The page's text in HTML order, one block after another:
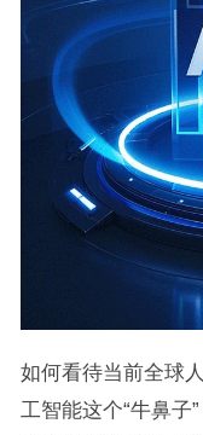
如何看待当前全球
工智能这个“牛鼻子